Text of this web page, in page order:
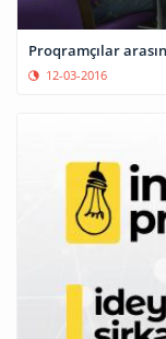
Proqramçılar
12-03-2016